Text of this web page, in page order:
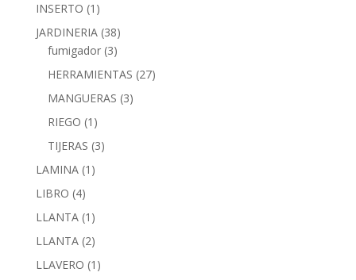
INSERTO (1)
JARDINERIA (38)
fumigador (3)
HERRAMIENTAS (27)
MANGUERAS (3)
RIEGO (1)
TIJERAS (3)
LAMINA (1)
LIBRO (4)
LLANTA (1)
LLANTA (2)
LLAVERO (1)